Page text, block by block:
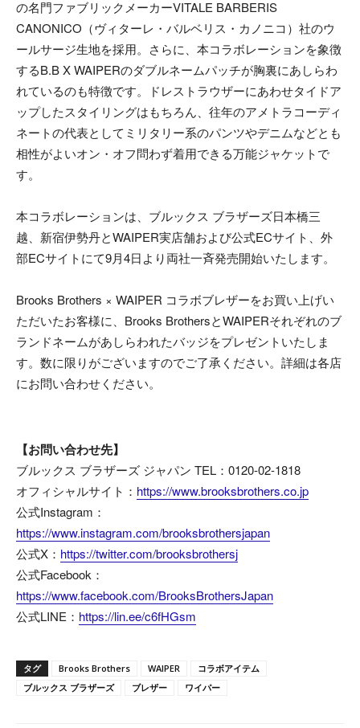
の名門ファブリックメーカーVITALE BARBERIS
CANONICO（ヴィターレ・バルベリス・カノニコ）社のウ
ールサージ生地を採用。さらに、本コラボレーションを象徴
するB.B X WAIPERのダブルネームパッチが胸裏にあしらわ
れているのも特徴です。ドレストラウザーにあわせタイドア
ップしたスタイリングはもちろん、往年のアメトラコーディ
ネートの代表としてミリタリー系のパンツやデニムなどとも
相性がよいオン・オフ問わず着用できる万能ジャケットで
す。
本コラボレーションは、ブルックス ブラザーズ日本橋三
越、新宿伊勢丹とWAIPER実店舗および公式ECサイト、外
部ECサイトにて9月4日より両社一斉発売開始いたします。
Brooks Brothers × WAIPER コラボブレザーをお買い上げい
ただいたお客様に、Brooks BrothersとWAIPERそれぞれのブ
ランドネームがあしらわれたバッジをプレゼントいたしま
す。数に限りがございますのでご了承ください。詳細は各店
にお問い合わせください。
【お問い合わせ先】
ブルックス ブラザーズ ジャパン TEL：0120-02-1818
オフィシャルサイト： https://www.brooksbrothers.co.jp
公式Instagram：
https://www.instagram.com/brooksbrothersjapan
公式X： https://twitter.com/brooksbrothersj
公式Facebook：
https://www.facebook.com/BrooksBrothersJapan
公式LINE： https://lin.ee/c6fHGsm
タグ Brooks Brothers WAIPER
コラボアイテム
ブルックス ブラザーズ
ブレザー ワイパー